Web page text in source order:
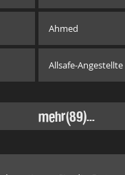
Ahmed
Allsafe-Angestellte
mehr(89)...